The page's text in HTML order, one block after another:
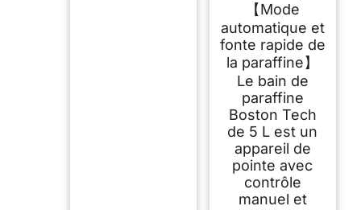
【Mode
automatique et
fonte rapide de
la paraffine】
Le bain de
paraffine
Boston Tech
de 5 L est un
appareil de
pointe avec
contrôle
manuel et